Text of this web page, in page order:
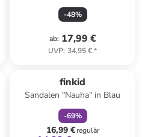
-48%
ab: 17,99 €
UVP: 34,95 €*
finkid
Sandalen "Nauha" in Blau
-69%
16,99 €regulär